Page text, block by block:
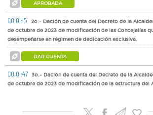
APROBADA
00:01:15
2o.- Dación de cuenta del Decreto de la
de octubre de 2023 de modificación de las Concejalías
desempeñarse en régimen de dedicación exclusiva.
DAR CUENTA
00:01:47
3o.- Dación de cuenta del Decreto de la
de octubre de 2023 de modificación de la estructura del